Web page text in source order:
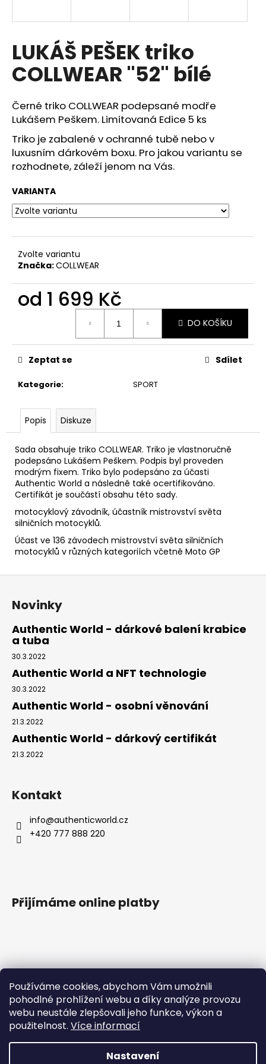
Používáme cookies, abychom Vám umožnili
pohodlné prohlížení webu a díky analýze provozu
webu neustále zlepšovali jeho funkce, výkon a
použitelnost. Více informací
Nastavení
LUKÁŠ PEŠEK triko
COLLWEAR "52" bílé
Černé triko COLLWEAR podepsané modře
Lukášem Peškem. Limitovaná Edice 5 ks
Triko je zabalené v ochranné tubě nebo v
luxusním dárkovém boxu. Pro jakou variantu se
rozhodnete, záleží jenom na Vás.
VARIANTA
Zvolte variantu
Značka:COLLWEAR
od 1 699 Kč
DO KOŠÍKU
Kategorie: SPORT
Zeptat se Sdílet
Popis Diskuze
Sada obsahuje triko COLLWEAR. Triko je vlastnoručně
podepsáno Lukášem Peškem. Podpis byl proveden
modrým fixem. Triko bylo podepsáno za účasti
Authentic World a následně také ocertifikováno.
Certifikát je součástí obsahu této sady.
motocyklový závodník, účastník mistrovství světa
silničních motocyklů.
Účast ve 136 závodech mistrovství světa silničních
motocyklů v různých kategoriích včetně Moto GP
í
t
?
HLEDAT
D
o
p
r
u
č
u
e
Z
Novinky
Authentic World - dárkové balení krabice
a tuba
30.3.2022
Authentic World a NFT technologie
30.3.2022
Authentic World - osobní věnování
21.3.2022
Authentic World - dárkový certifikát
21.3.2022
Kontakt
info@authenticworld.cz
+420 777 888 220
Přijímáme online platby
HLEDAT